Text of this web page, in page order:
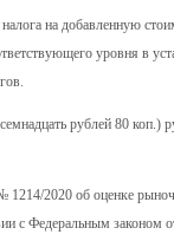
на добавленную
уровня в
рублей 80
1214/2020 об оценке
с Федеральным